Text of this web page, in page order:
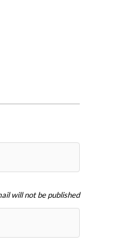
will not be published